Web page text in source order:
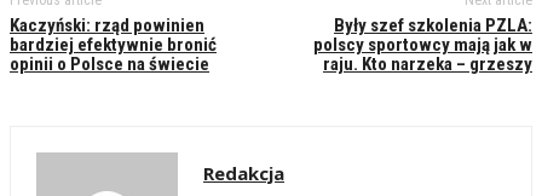
Kaczyński: rząd powinien
bardziej efektywnie bronić
opinii o Polsce na świecie
Były szef szkolenia PZLA:
polscy sportowcy mają jak w
raju. Kto narzeka – grzeszy
Redakcja